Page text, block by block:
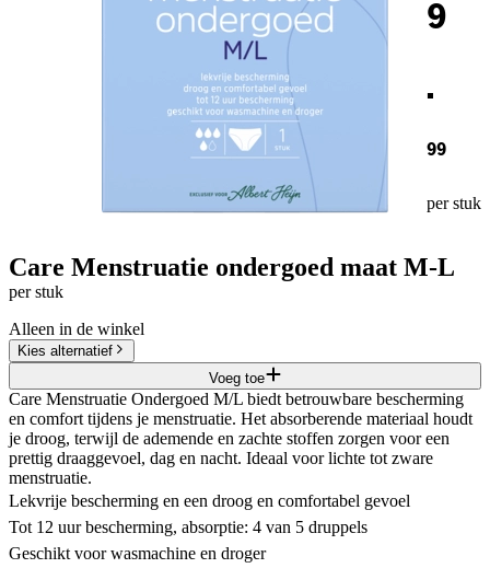
9
.
99
per stuk
Care Menstruatie ondergoed maat M-L
per stuk
Alleen in de winkel
Kies alternatief
Voeg toe
Care Menstruatie Ondergoed M/L biedt betrouwbare bescherming
en comfort tijdens je menstruatie. Het absorberende materiaal houdt
je droog, terwijl de ademende en zachte stoffen zorgen voor een
prettig draaggevoel, dag en nacht. Ideaal voor lichte tot zware
menstruatie.
Lekvrije bescherming en een droog en comfortabel gevoel
Tot 12 uur bescherming, absorptie: 4 van 5 druppels
Geschikt voor wasmachine en droger